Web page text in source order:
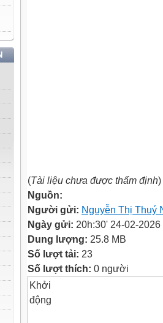
(Tài liệu chưa được thẩm định)
Nguồn:
Người gửi: Nguyễn Thị Thuý
Ngày gửi: 20h:30' 24-02-2026
Dung lượng: 25.8 MB
Số lượt tải: 23
Số lượt thích: 0 người
Khởi
động